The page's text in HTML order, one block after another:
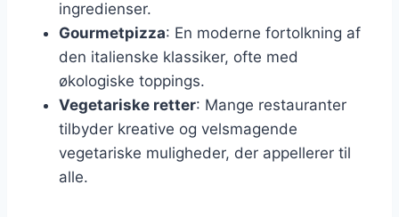
ingredienser.
Gourmetpizza: En moderne fortolkning af
den italienske klassiker, ofte med
økologiske toppings.
Vegetariske retter: Mange restauranter
tilbyder kreative og velsmagende
vegetariske muligheder, der appellerer til
alle.